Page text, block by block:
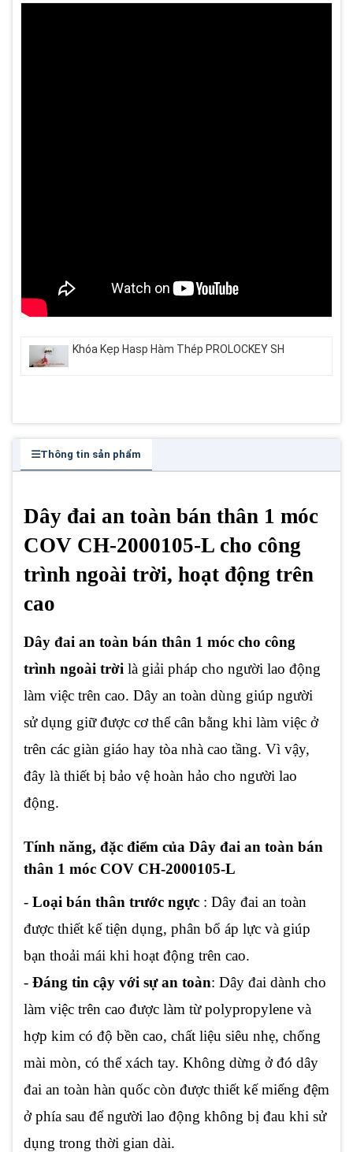
Khóa Kẹp Hasp Hàm Thép PROLOCKEY SH
Thông tin sản phẩm
Dây đai an toàn bán thân 1 móc
COV CH-2000105-L cho công
trình ngoài trời, hoạt động trên
cao
Dây đai an toàn bán thân 1 móc cho công
trình ngoài trời là giải pháp cho người lao động
làm việc trên cao. Dây an toàn dùng giúp người
sử dụng giữ được cơ thể cân bằng khi làm việc ở
trên các giàn giáo hay tòa nhà cao tầng. Vì vậy,
đây là thiết bị bảo vệ hoàn hảo cho người lao
động.
Tính năng, đặc điểm của Dây đai an toàn bán
thân 1 móc COV CH-2000105-L
- Loại bán thân trước ngực : Dây đai an toàn
được thiết kế tiện dụng, phân bổ áp lực và giúp
bạn thoải mái khi hoạt động trên cao.
- Đáng tin cậy với sự an toàn: Dây đai dành cho
làm việc trên cao được làm từ polypropylene và
hợp kim có độ bền cao, chất liệu siêu nhẹ, chống
mài mòn, có thể xách tay. Không dừng ở đó dây
đai an toàn hàn quốc còn được thiết kế miếng đệm
ở phía sau để người lao động không bị đau khi sử
dụng trong thời gian dài.